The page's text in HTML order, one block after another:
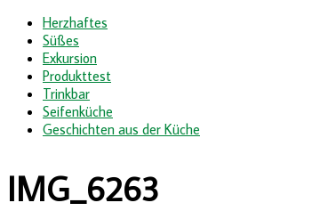
Herzhaftes
Süßes
Exkursion
Produkttest
Trinkbar
Seifenküche
Geschichten aus der Küche
IMG_6263